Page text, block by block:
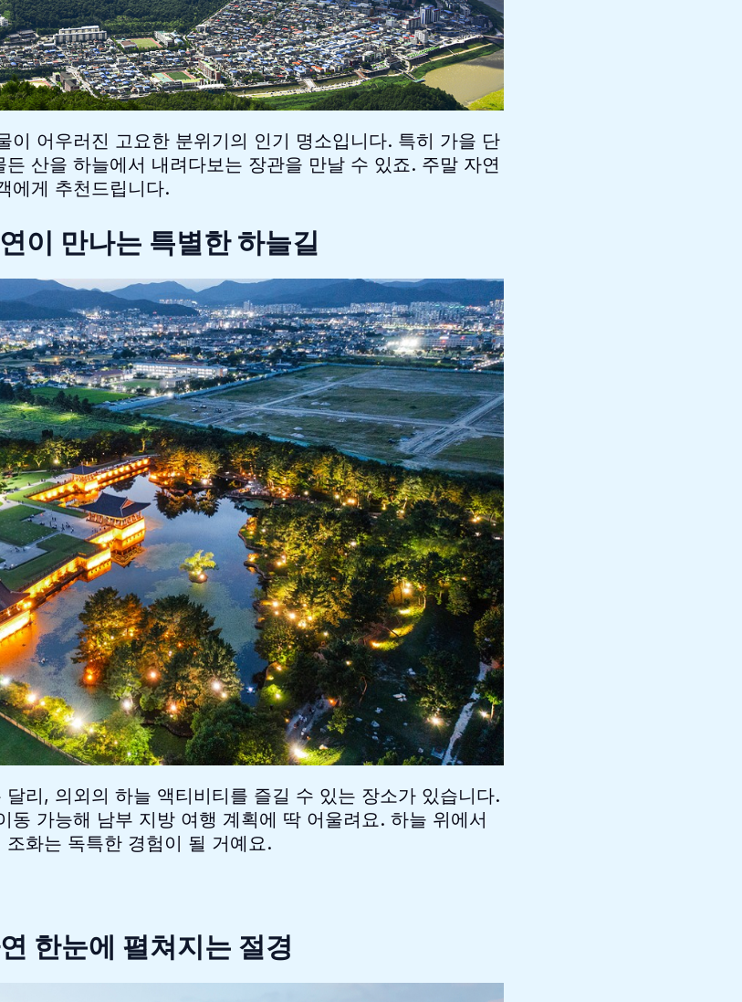
이 어우러진 고요한 분위기의 인기 명소입니다. 특히 가을 단
산을 하늘에서 내려다보는 장관을 만날 수 있죠. 주말 자연
에게 추천드립니다.
이 만나는 특별한 하늘길
리, 의외의 하늘 액티비티를 즐길 수 있는 장소가 있습니다.
동 가능해 남부 지방 여행 계획에 딱 어울려요. 하늘 위에서
화는 독특한 경험이 될 거예요.
한눈에 펼쳐지는 절경